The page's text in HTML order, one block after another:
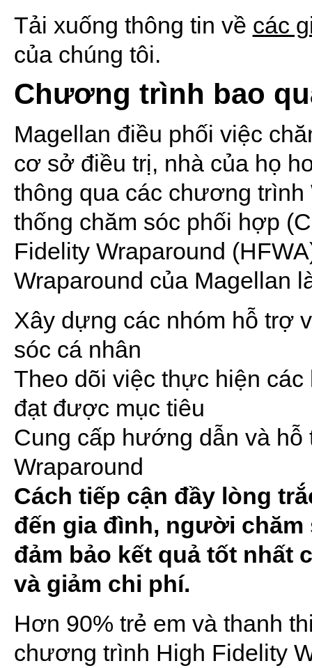
Tải xuống thông tin về các
của chúng tôi.
Chương trình bao
Magellan điều phối việc
cơ sở điều trị, nhà của họ
thông qua các chương
thống chăm sóc phối hợp
Fidelity Wraparound
Wraparound của Magellan
Xây dựng các nhóm hỗ trợ
sóc cá nhân
Theo dõi việc thực hiện
đạt được mục tiêu
Cung cấp hướng dẫn và hỗ
Wraparound
Cách tiếp cận đầy lòng
đến gia đình, người
đảm bảo kết quả tốt nhất
và giảm chi phí.
Hơn 90% trẻ em và thanh
chương trình High Fidelity